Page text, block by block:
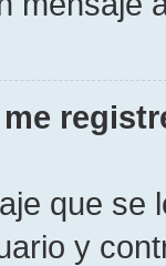
que se
y